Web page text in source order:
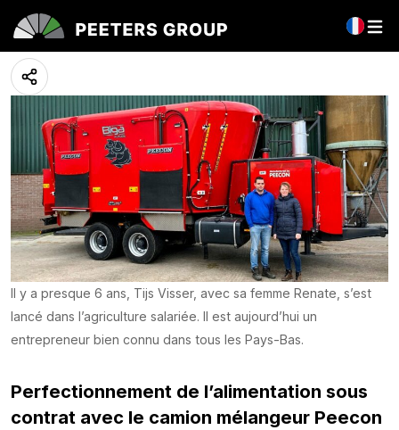
Tijs Visser
11 May 2023
Il y a presque 6 ans, Tijs Visser, avec sa femme Renate, s’est
lancé dans l’agriculture salariée. Il est aujourd’hui un
entrepreneur bien connu dans tous les Pays-Bas.
Perfectionnement de l’alimentation sous
contrat avec le camion mélangeur Peecon